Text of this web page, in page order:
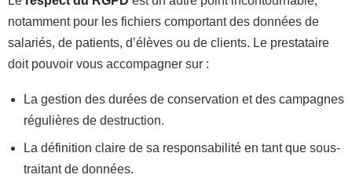
notamment pour les fichiers comportant des données de
salariés, de patients, d’élèves ou de clients. Le prestataire
doit pouvoir vous accompagner sur :
La gestion des durées de conservation et des campagnes
régulières de destruction.
La définition claire de sa responsabilité en tant que sous-
traitant de données.